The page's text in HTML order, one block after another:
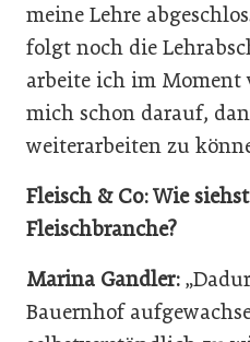
meine Lehre
folgt noch die
arbeite ich im
mich schon darauf,
weiterarbeiten zu
Fleisch & Co: Wie
Fleischbranche?
Marina Gandler:
Bauernhof